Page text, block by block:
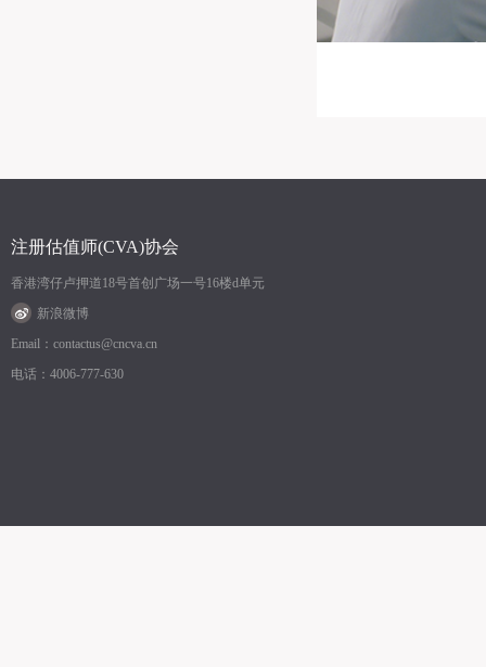
注册估值师(CVA)协会
香港湾仔卢押道18号首创广场一号16楼d单元
新浪微博
Email：contactus@cncva.cn
电话：4006-777-630